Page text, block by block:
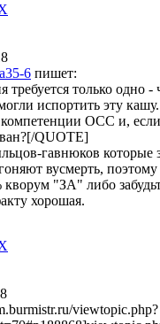
6 пишет:
требуется только одно
испортить эту
компетенции ОСС и,
QUOTE]
гавнюков которые
вусмерть,
"ЗА" либо
хорошая.
viewtopic.php?